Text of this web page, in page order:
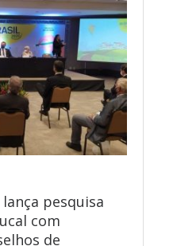
pesquisa
com
de